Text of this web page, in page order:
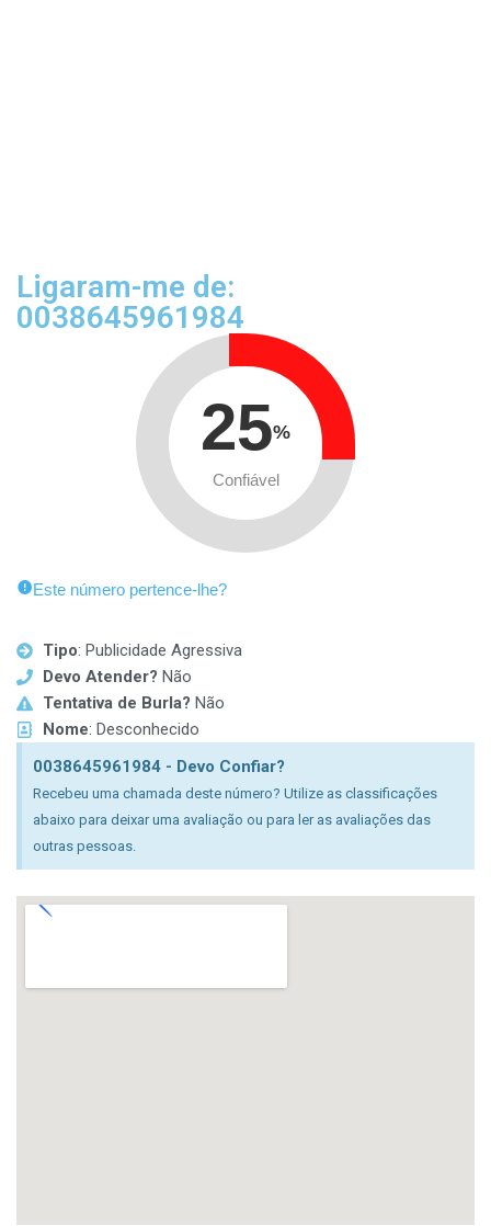
Ligaram-me de:
0038645961984
25%
Confiável
Este número pertence-lhe?
Tipo: Publicidade Agressiva
Devo Atender? Não
Tentativa de Burla? Não
Nome: Desconhecido
0038645961984 - Devo Confiar?
Recebeu uma chamada deste número? Utilize as classificações
abaixo para deixar uma avaliação ou para ler as avaliações das
outras pessoas.